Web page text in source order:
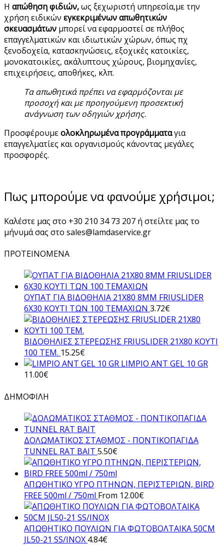
Η απώθηση φιδιών,ως ξεχωριστή υπηρεσία,με την
χρήση ειδικών εγκεκριμένων απωθητικών
σκευασμάτων μπορεί να εφαρμοστεί σε πλήθος
επαγγελματικών και ιδιωτικών χώρων, όπως πχ
ξενοδοχεία, κατασκηνώσεις, εξοχικές κατοικίες,
μονοκατοικίες, ακάλυπτους χώρους, βιομηχανίες,
επιχειρήσεις, αποθήκες, κλπ.
Τα απωθητικά πρέπει να εφαρμόζονται με
προσοχή και με προηγούμενη προσεκτική
ανάγνωση των οδηγιών χρήσης.
Προσφέρουμεολοκληρωμένα προγράμματαγια
επαγγελματίες και οργανισμούς κάνοντας μεγάλες
προσφορές.
Πως μπορούμε να φανούμε χρήσιμοι;
Καλέστε μας στο +30 210 34 73 207 ή στείλτε μας το
μήνυμά σας στο sales@lamdaservice.gr
ΠΡΟΤΕΙΝΟΜΕΝΑ
ΟΥΠΑΤ ΓΙΑ ΒΙΔΟΘΗΛΙΑ 21Χ80 8ΜΜ FRIUSLIDER
6X30 ΚΟΥΤΙ ΤΩΝ 100 ΤΕΜΑΧΙΩΝ 3.72€
ΒΙΔΟΘΗΛΙΕΣ ΣΤΕΡΕΩΣΗΣ FRIUSLIDER 21X80 KOYTI
100 TEM. 15.25€
LIMPIO ANT GEL 10 GR
11.00€
ΔΗΜΟΦΙΛΗ
ΔΟΛΩΜΑΤΙΚΟΣ ΣΤΑΘΜΟΣ - ΠΟΝΤΙΚΟΠΑΓΙΔΑ
TUNNEL RAT BAIT 5.50€
AΠΩΘΗΤΙΚΟ ΥΓΡΟ ΠΤΗΝΩΝ, ΠΕΡΙΣΤΕΡΙΩΝ, BIRD
FREE 500ml / 750ml From 12.00€
ΑΠΩΘΗΤΙΚO ΠΟΥΛΙΩΝ ΓΙΑ ΦΩΤΟΒΟΛΤΑΙΚΑ 50CM
JL50-21 SS/INOX 4.84€